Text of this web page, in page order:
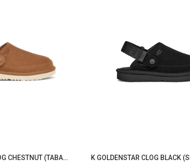
K GOLDENSTAR CLOG CHESTNUT (TABA) 1159770K